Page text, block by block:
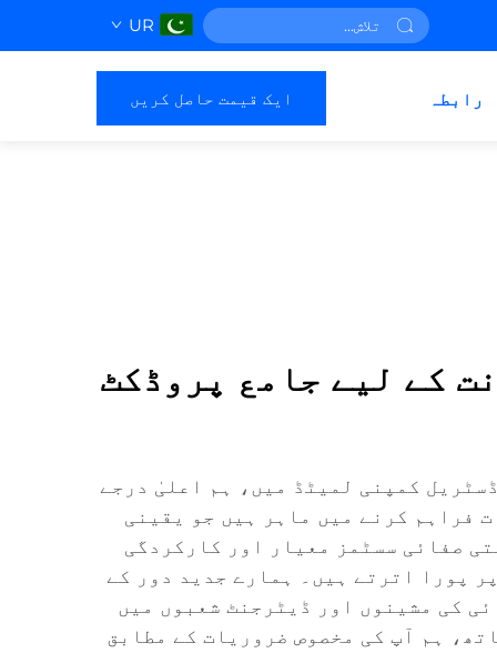
UR
رابطہ ایک قیمت حاصل کریں
کے لیے جامع پروڈکٹ
کمپنی لمیٹڈ میں، ہم اعلیٰ درجے
فراہم کرنے میں ماہر ہیں جو یقینی
صفائی سسٹمز معیار اور کارکردگی
پورا اترتے ہیں۔ ہمارے جدید دور کے
کی مشینوں اور ڈیٹرجنٹ شعبوں میں
ہم آپ کی مخصوص ضروریات کے مطابق